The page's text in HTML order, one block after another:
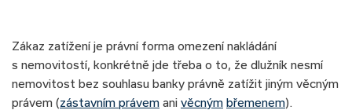
Zákaz zatížení je právní forma omezení nakládání
s nemovitostí, konkrétně jde třeba o to, že dlužník nesmí
nemovitost bez souhlasu banky právně zatížit jiným věcným
právem (zástavním právem ani věcným břemenem).